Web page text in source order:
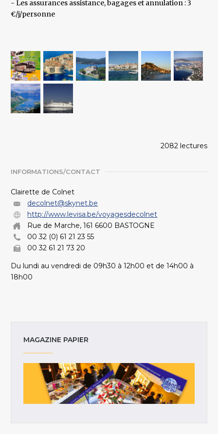
- Les assurances assistance, bagages et annulation : 3
€/j/personne
2082 lectures
INFORMATIONS/CONTACT
Clairette de Colnet
decolnet@skynet.be
http://www.levisa.be/voyagesdecolnet
Rue de Marche, 161 6600 BASTOGNE
00 32 (0) 61 21 23 55
00 32 61 21 73 20
Du lundi au vendredi de 09h30 à 12h00 et de 14h00 à
18h00
MAGAZINE PAPIER